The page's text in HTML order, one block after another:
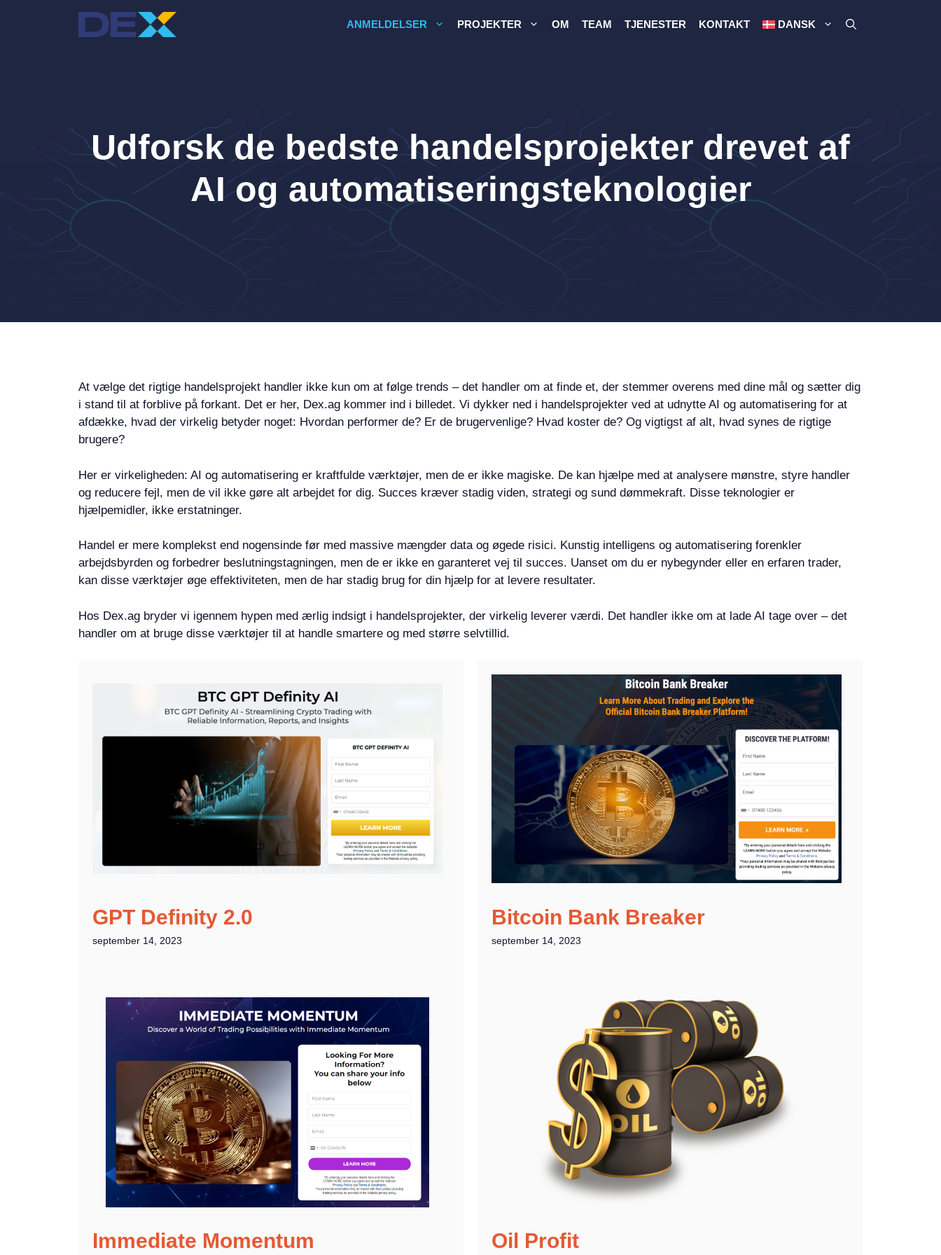
ANMELDELSER PROJEKTER OM TEAM TJENESTER KONTAKT DANSK
Udforsk de bedste handelsprojekter drevet af
AI og automatiseringsteknologier
At vælge det rigtige handelsprojekt handler ikke kun om at følge trends – det handler om at finde et, der stemmer overens med dine mål og sætter dig
i stand til at forblive på forkant. Det er her, Dex.ag kommer ind i billedet. Vi dykker ned i handelsprojekter ved at udnytte AI og automatisering for at
afdække, hvad der virkelig betyder noget: Hvordan performer de? Er de brugervenlige? Hvad koster de? Og vigtigst af alt, hvad synes de rigtige
brugere?
Her er virkeligheden: AI og automatisering er kraftfulde værktøjer, men de er ikke magiske. De kan hjælpe med at analysere mønstre, styre handler
og reducere fejl, men de vil ikke gøre alt arbejdet for dig. Succes kræver stadig viden, strategi og sund dømmekraft. Disse teknologier er
hjælpemidler, ikke erstatninger.
Handel er mere komplekst end nogensinde før med massive mængder data og øgede risici. Kunstig intelligens og automatisering forenkler
arbejdsbyrden og forbedrer beslutningstagningen, men de er ikke en garanteret vej til succes. Uanset om du er nybegynder eller en erfaren trader,
kan disse værktøjer øge effektiviteten, men de har stadig brug for din hjælp for at levere resultater.
Hos Dex.ag bryder vi igennem hypen med ærlig indsigt i handelsprojekter, der virkelig leverer værdi. Det handler ikke om at lade AI tage over – det
handler om at bruge disse værktøjer til at handle smartere og med større selvtillid.
GPT Definity 2.0
september 14, 2023
Bitcoin Bank Breaker
september 14, 2023
Immediate Momentum Oil Profit